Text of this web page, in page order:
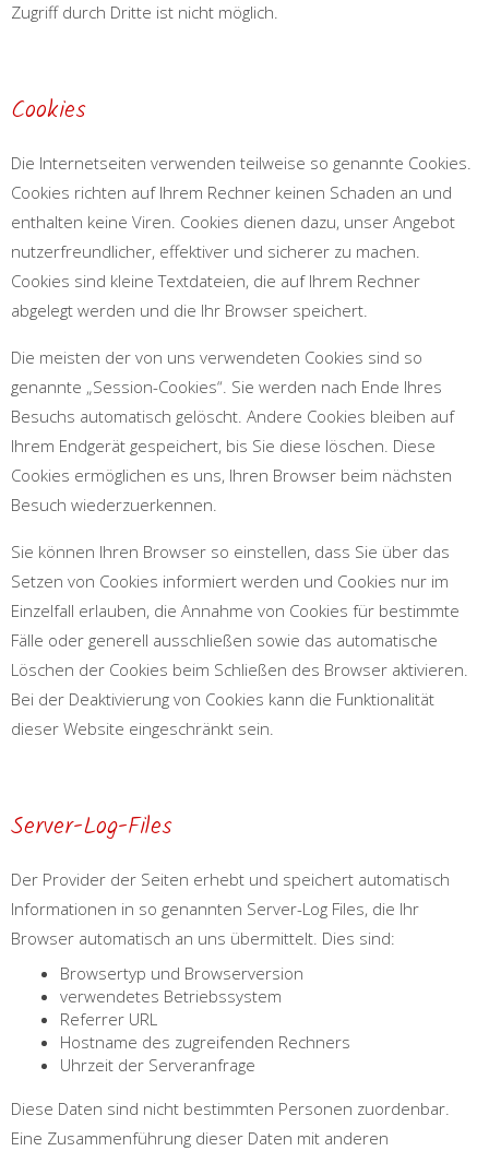
Zugriff durch Dritte ist nicht möglich.
Cookies
Die Internetseiten verwenden teilweise so genannte Cookies.
Cookies richten auf Ihrem Rechner keinen Schaden an und
enthalten keine Viren. Cookies dienen dazu, unser Angebot
nutzerfreundlicher, effektiver und sicherer zu machen.
Cookies sind kleine Textdateien, die auf Ihrem Rechner
abgelegt werden und die Ihr Browser speichert.
Die meisten der von uns verwendeten Cookies sind so
genannte „Session-Cookies“. Sie werden nach Ende Ihres
Besuchs automatisch gelöscht. Andere Cookies bleiben auf
Ihrem Endgerät gespeichert, bis Sie diese löschen. Diese
Cookies ermöglichen es uns, Ihren Browser beim nächsten
Besuch wiederzuerkennen.
Sie können Ihren Browser so einstellen, dass Sie über das
Setzen von Cookies informiert werden und Cookies nur im
Einzelfall erlauben, die Annahme von Cookies für bestimmte
Fälle oder generell ausschließen sowie das automatische
Löschen der Cookies beim Schließen des Browser aktivieren.
Bei der Deaktivierung von Cookies kann die Funktionalität
dieser Website eingeschränkt sein.
Server-Log-Files
Der Provider der Seiten erhebt und speichert automatisch
Informationen in so genannten Server-Log Files, die Ihr
Browser automatisch an uns übermittelt. Dies sind:
Browsertyp und Browserversion
verwendetes Betriebssystem
Referrer URL
Hostname des zugreifenden Rechners
Uhrzeit der Serveranfrage
Diese Daten sind nicht bestimmten Personen zuordenbar.
Eine Zusammenführung dieser Daten mit anderen